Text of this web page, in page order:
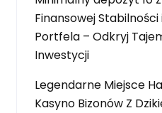
Finansowej
Portfela – Odkryj
Inwestycji
Legendarne Miejsce
Kasyno Bizonów Z